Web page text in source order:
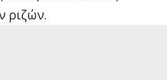
ριζών.